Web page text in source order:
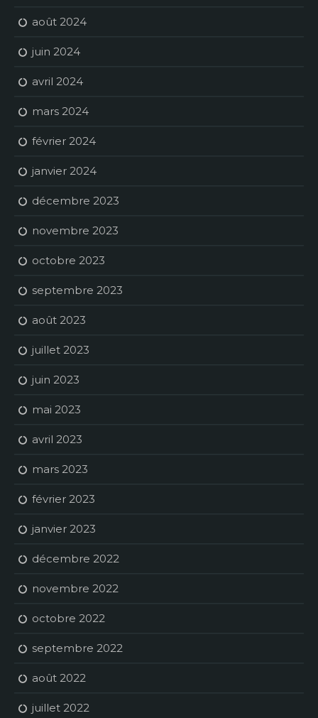
août 2024
juin 2024
avril 2024
mars 2024
février 2024
janvier 2024
décembre 2023
novembre 2023
octobre 2023
septembre 2023
août 2023
juillet 2023
juin 2023
mai 2023
avril 2023
mars 2023
février 2023
janvier 2023
décembre 2022
novembre 2022
octobre 2022
septembre 2022
août 2022
juillet 2022